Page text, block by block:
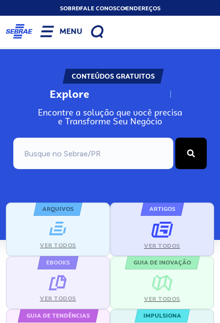
SOBREFALE CONOSCOENDEREÇOS
MENU
CONTEÚDOS GRATUITOS
Explore N
Encontre a solução que você precisa
e Transforme Seu Negócio
ARQUIVOS
VER TODOS
ARTIGOS
VER TODOS
EBOOKS
VER TODOS
GUIA DE INOVAÇÃO
VER TODOS
GUIA DE TENDÊNCIAS IMPULSIONA